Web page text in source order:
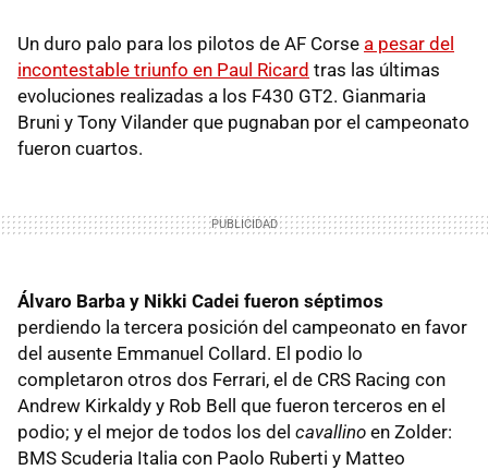
Un duro palo para los pilotos de AF Corse a pesar del
incontestable triunfo en Paul Ricard tras las últimas
evoluciones realizadas a los F430 GT2. Gianmaria
Bruni y Tony Vilander que pugnaban por el campeonato
fueron cuartos.
Álvaro Barba y Nikki Cadei fueron séptimos
perdiendo la tercera posición del campeonato en favor
del ausente Emmanuel Collard. El podio lo
completaron otros dos Ferrari, el de CRS Racing con
Andrew Kirkaldy y Rob Bell que fueron terceros en el
podio; y el mejor de todos los del cavallino en Zolder:
BMS Scuderia Italia con Paolo Ruberti y Matteo